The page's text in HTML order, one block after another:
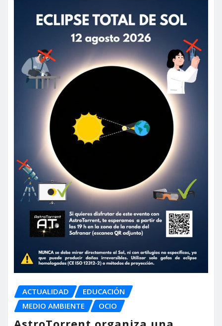
ACTUALIDAD
EDUCACIÓN
MEDIO AMBIENTE
OCIO